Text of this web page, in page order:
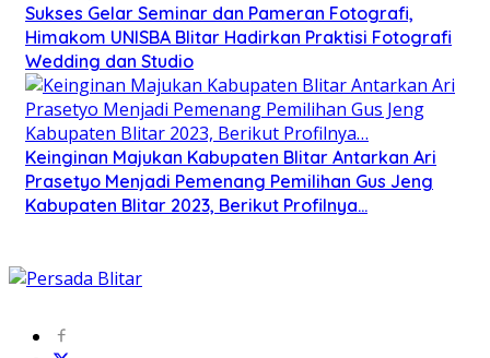
Sukses Gelar Seminar dan Pameran Fotografi,
Himakom UNISBA Blitar Hadirkan Praktisi Fotografi
Wedding dan Studio
Keinginan Majukan Kabupaten Blitar Antarkan Ari
Prasetyo Menjadi Pemenang Pemilihan Gus Jeng
Kabupaten Blitar 2023, Berikut Profilnya…